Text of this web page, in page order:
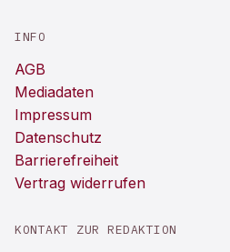
INFO
AGB
Mediadaten
Impressum
Datenschutz
Barrierefreiheit
Vertrag widerrufen
KONTAKT ZUR REDAKTION